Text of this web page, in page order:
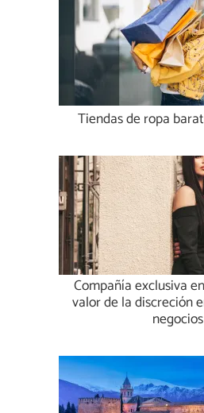
Tiendas de ropa
Compañía exclusiva
valor de la discreción
negocios